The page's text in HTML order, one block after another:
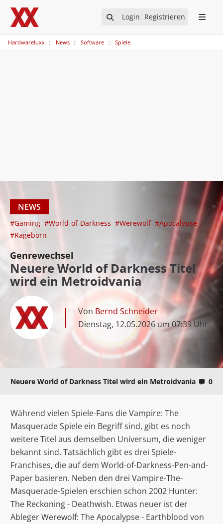
Login Registrieren
Hardwareluxx News Software Spiele
NEWS
#Gaming #World-of-Darkness #Werewolf #Apocalypse
#Rageborn
Genrewechsel
Neuere World of Darkness Titel
wird ein Metroidvania
Von Bernd Schneider
Dienstag, 12.05.2026 um 07:39 Uhr
Neuere World of Darkness Titel wird ein Metroidvania 0
Während vielen Spiele-Fans die Vampire: The
Masquerade Spiele ein Begriff sind, gibt es noch
weitere Titel aus demselben Universum, die weniger
bekannt sind. Tatsächlich gibt es drei Spiele-
Franchises, die auf dem World-of-Darkness-Pen-and-
Paper basieren. Neben den drei Vampire-The-
Masquerade-Spielen erschien schon 2002 Hunter:
The Reckoning - Deathwish. Etwas neuer ist der
Ableger Werewolf: The Apocalypse - Earthblood von